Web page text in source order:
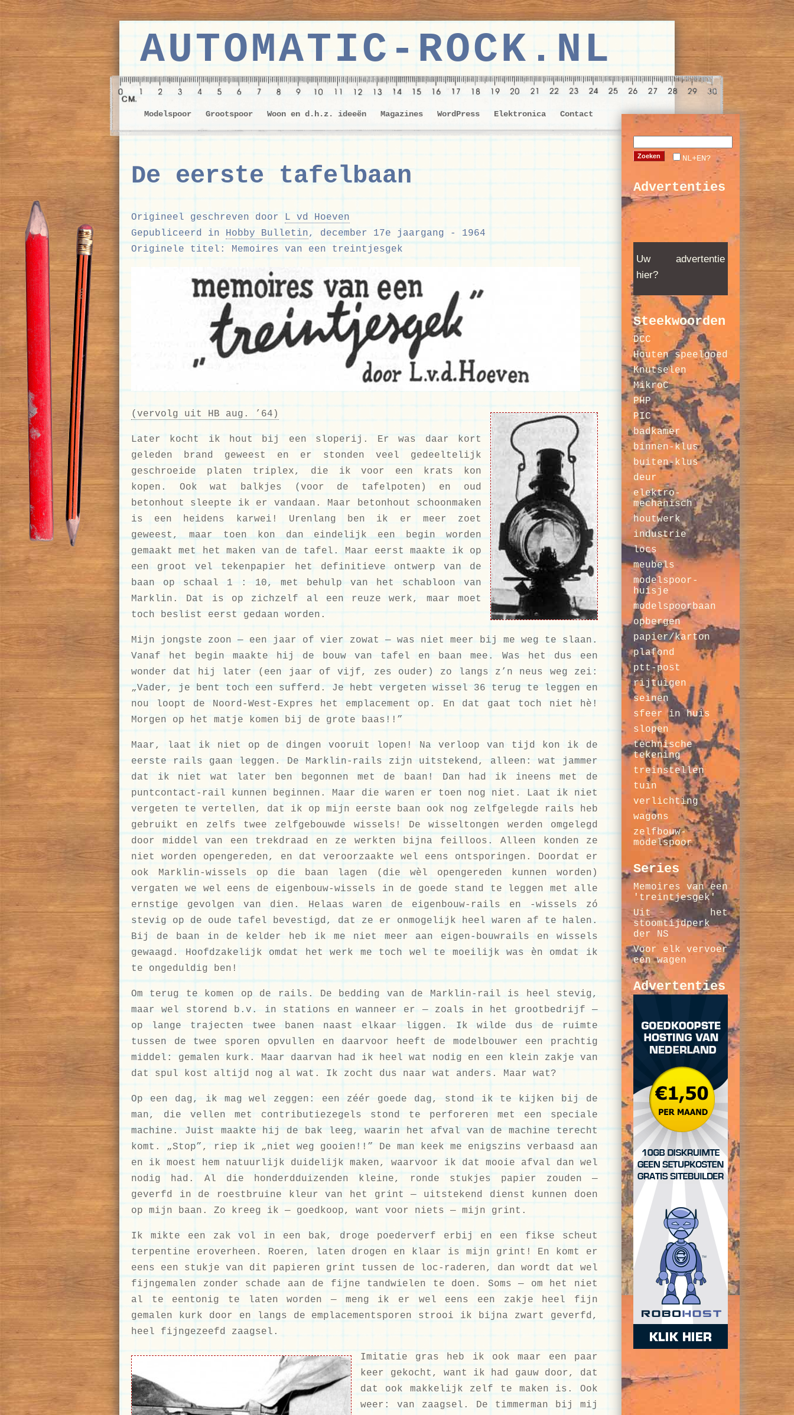
AUTOMATIC-ROCK.NL
Modelspoor Grootspoor Woon en d.h.z. ideeën Magazines WordPress Elektronica Contact
De eerste tafelbaan
Origineel geschreven door L vd Hoeven
Gepubliceerd in Hobby Bulletin, december 17e jaargang - 1964
Originele titel: Memoires van een treintjesgek
(vervolg uit HB aug. ’64)
Later kocht ik hout bij een sloperij. Er was daar kort
geleden brand geweest en er stonden veel gedeeltelijk
geschroeide platen triplex, die ik voor een krats kon
kopen. Ook wat balkjes (voor de tafelpoten) en oud
betonhout sleepte ik er vandaan. Maar betonhout schoonmaken
is een heidens karwei! Urenlang ben ik er meer zoet
geweest, maar toen kon dan eindelijk een begin worden
gemaakt met het maken van de tafel. Maar eerst maakte ik op
een groot vel tekenpapier het definitieve ontwerp van de
baan op schaal 1 : 10, met behulp van het schabloon van
Marklin. Dat is op zichzelf al een reuze werk, maar moet
toch beslist eerst gedaan worden.
Mijn jongste zoon — een jaar of vier zowat — was niet meer bij me weg te slaan.
Vanaf het begin maakte hij de bouw van tafel en baan mee. Was het dus een
wonder dat hij later (een jaar of vijf, zes ouder) zo langs z’n neus weg zei:
„Vader, je bent toch een sufferd. Je hebt vergeten wissel 36 terug te leggen en
nou loopt de Noord-West-Expres het emplacement op. En dat gaat toch niet hè!
Morgen op het matje komen bij de grote baas!!”
Maar, laat ik niet op de dingen vooruit lopen! Na verloop van tijd kon ik de
eerste rails gaan leggen. De Marklin-rails zijn uitstekend, alleen: wat jammer
dat ik niet wat later ben begonnen met de baan! Dan had ik ineens met de
puntcontact-rail kunnen beginnen. Maar die waren er toen nog niet. Laat ik niet
vergeten te vertellen, dat ik op mijn eerste baan ook nog zelfgelegde rails heb
gebruikt en zelfs twee zelfgebouwde wissels! De wisseltongen werden omgelegd
door middel van een trekdraad en ze werkten bijna feilloos. Alleen konden ze
niet worden opengereden, en dat veroorzaakte wel eens ontsporingen. Doordat er
ook Marklin-wissels op die baan lagen (die wèl opengereden kunnen worden)
vergaten we wel eens de eigenbouw-wissels in de goede stand te leggen met alle
ernstige gevolgen van dien. Helaas waren de eigenbouw-rails en -wissels zó
stevig op de oude tafel bevestigd, dat ze er onmogelijk heel waren af te halen.
Bij de baan in de kelder heb ik me niet meer aan eigen-bouwrails en wissels
gewaagd. Hoofdzakelijk omdat het werk me toch wel te moeilijk was èn omdat ik
te ongeduldig ben!
Om terug te komen op de rails. De bedding van de Marklin-rail is heel stevig,
maar wel storend b.v. in stations en wanneer er — zoals in het grootbedrijf —
op lange trajecten twee banen naast elkaar liggen. Ik wilde dus de ruimte
tussen de twee sporen opvullen en daarvoor heeft de modelbouwer een prachtig
middel: gemalen kurk. Maar daarvan had ik heel wat nodig en een klein zakje van
dat spul kost altijd nog al wat. Ik zocht dus naar wat anders. Maar wat?
Op een dag, ik mag wel zeggen: een zéér goede dag, stond ik te kijken bij de
man, die vellen met contributiezegels stond te perforeren met een speciale
machine. Juist maakte hij de bak leeg, waarin het afval van de machine terecht
komt. „Stop”, riep ik „niet weg gooien!!” De man keek me enigszins verbaasd aan
en ik moest hem natuurlijk duidelijk maken, waarvoor ik dat mooie afval dan wel
nodig had. Al die honderdduizenden kleine, ronde stukjes papier zouden —
geverfd in de roestbruine kleur van het grint — uitstekend dienst kunnen doen
op mijn baan. Zo kreeg ik — goedkoop, want voor niets — mijn grint.
Ik mikte een zak vol in een bak, droge poederverf erbij en een fikse scheut
terpentine eroverheen. Roeren, laten drogen en klaar is mijn grint! En komt er
eens een stukje van dit papieren grint tussen de loc-raderen, dan wordt dat wel
fijngemalen zonder schade aan de fijne tandwielen te doen. Soms — om het niet
al te eentonig te laten worden — meng ik er wel eens een zakje heel fijn
gemalen kurk door en langs de emplacementsporen strooi ik bijna zwart geverfd,
heel fijngezeefd zaagsel.
Imitatie gras heb ik ook maar een paar
keer gekocht, want ik had gauw door, dat
dat ook makkelijk zelf te maken is. Ook
weer: van zaagsel. De timmerman bij mij
NL+EN?
Advertenties
Uw advertentie
hier?
Steekwoorden
DCC
Houten speelgoed
Knutselen
MikroC
PHP
PIC
badkamer
binnen-klus
buiten-klus
deur
elektro-
mechanisch
houtwerk
industrie
locs
meubels
modelspoor-
huisje
modelspoorbaan
opbergen
papier/karton
plafond
ptt-post
rijtuigen
seinen
sfeer in huis
slopen
technische
tekening
treinstellen
tuin
verlichting
wagons
zelfbouw-
modelspoor
Series
Memoires van een
'treintjesgek'
Uit het
stoomtijdperk
der NS
Voor elk vervoer
een wagen
Advertenties